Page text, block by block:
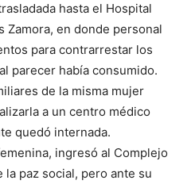
hasta el Hospital
Zamora, en donde personal
para contrarrestar los
parecer había consumido.
de la misma mujer
a un centro médico
quedó internada.
ingresó al Complejo
paz social, pero ante su